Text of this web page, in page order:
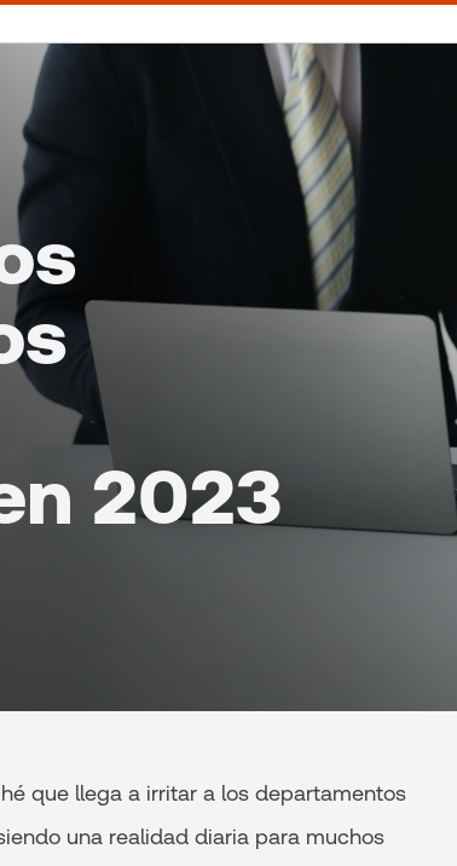
2023
que llega a irritar a los departamentos
una realidad diaria para muchos